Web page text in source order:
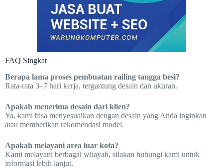
FAQ Singkat
Berapa lama proses pembuatan railing tangga besi?
Rata-rata 3–7 hari kerja, tergantung desain dan ukuran.
Apakah menerima desain dari klien?
Ya, kami bisa menyesuaikan dengan desain yang Anda inginkan
atau memberikan rekomendasi model.
Apakah melayani area luar kota?
Kami melayani berbagai wilayah, silakan hubungi kami untuk
informasi lebih lanjut.